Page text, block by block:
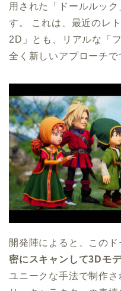
用された「ドールルッ
す。 これは、最近のレ
2D」とも、リアルな「
全く新しいアプローチで
開発陣によると、この
密にスキャンして3Dモ
ユニークな手法で制作